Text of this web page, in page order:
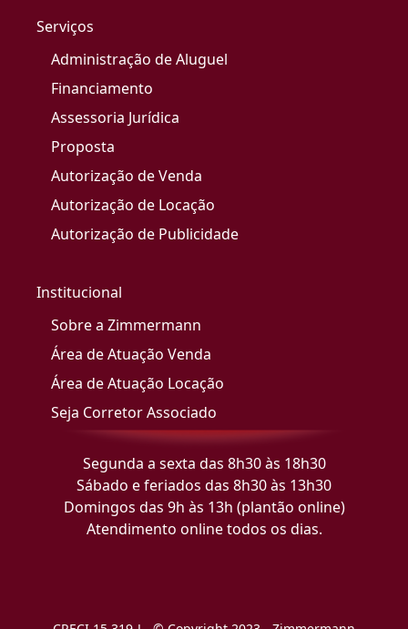
Serviços
Administração de Aluguel
Financiamento
Assessoria Jurídica
Proposta
Autorização de Venda
Autorização de Locação
Autorização de Publicidade
Institucional
Sobre a Zimmermann
Área de Atuação Venda
Área de Atuação Locação
Seja Corretor Associado
Segunda a sexta das 8h30 às 18h30
Sábado e feriados das 8h30 às 13h30
Domingos das 9h às 13h (plantão online)
Atendimento online todos os dias.